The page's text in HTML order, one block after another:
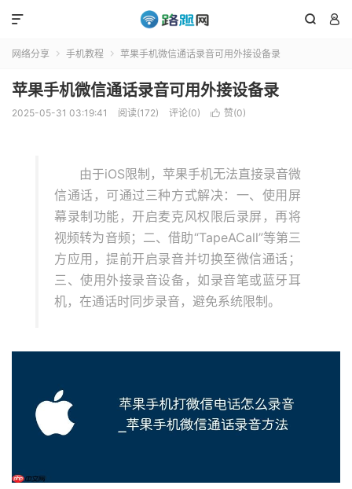
 

网络分享  手机教程  苹果手机微信通话录音可用外接设备录
苹果手机微信通话录音可用外接设备录
2025-05-31 03:19:41 阅读(172) 评论(0)  赞(0)
由于iOS限制，苹果手机无法直接录音微
信通话，可通过三种方式解决：一、使用屏
幕录制功能，开启麦克风权限后录屏，再将
视频转为音频；二、借助“TapeACall”等第三
方应用，提前开启录音并切换至微信通话；
三、使用外接录音设备，如录音笔或蓝牙耳
机，在通话时同步录音，避免系统限制。